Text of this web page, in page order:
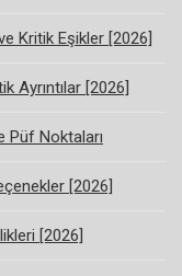
Kritik Eşikler [2026]
Ayrıntılar [2026]
Püf Noktaları
[2026]
[2026]